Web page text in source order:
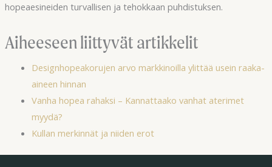
hopeaesineiden turvallisen ja tehokkaan puhdistuksen.
Aiheeseen liittyvät artikkelit
Designhopeakorujen arvo markkinoilla ylittää usein raaka-
aineen hinnan
Vanha hopea rahaksi – Kannattaako vanhat aterimet
myydä?
Kullan merkinnät ja niiden erot